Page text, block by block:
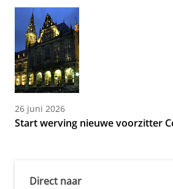
26 juni 2026
Start werving nieuwe voorzitter
Direct naar